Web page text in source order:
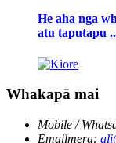
He aha nga
atu taputapu
Whakapā mai
Mobile /
Emailmera: